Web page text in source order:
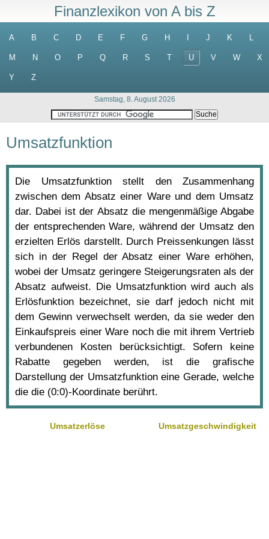
Finanzlexikon von A bis Z
A B C D E F G H J K L
M N O P Q R S T U V W X
Y Z
Samstag, 8. August 2026
Umsatzfunktion
Die Umsatzfunktion stellt den Zusammenhang
zwischen dem Absatz einer Ware und dem Umsatz
dar. Dabei ist der Absatz die mengenmäßige Abgabe
der entsprechenden Ware, während der Umsatz den
erzielten Erlös darstellt. Durch Preissenkungen lässt
sich in der Regel der Absatz einer Ware erhöhen,
wobei der Umsatz geringere Steigerungsraten als der
Absatz aufweist. Die Umsatzfunktion wird auch als
Erlösfunktion bezeichnet, sie darf jedoch nicht mit
dem Gewinn verwechselt werden, da sie weder den
Einkaufspreis einer Ware noch die mit ihrem Vertrieb
verbundenen Kosten berücksichtigt. Sofern keine
Rabatte gegeben werden, ist die grafische
Darstellung der Umsatzfunktion eine Gerade, welche
die die (0:0)-Koordinate berührt.
Umsatzerlöse Umsatzgeschwindigkeit